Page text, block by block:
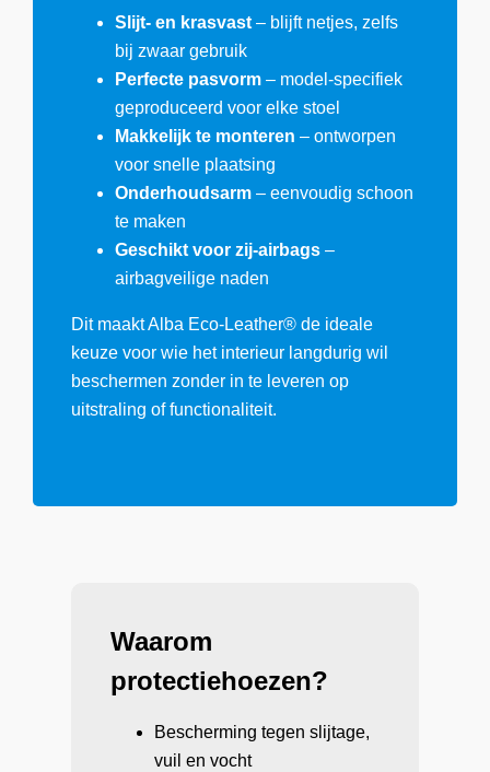
Slijt- en krasvast– blijft netjes, zelfs
bij zwaar gebruik
Perfecte pasvorm– model-specifiek
geproduceerd voor elke stoel
Makkelijk te monteren – ontworpen
voor snelle plaatsing
Onderhoudsarm– eenvoudig schoon
te maken
Geschikt voor zij-airbags–
airbagveilige naden
Dit maakt Alba Eco-Leather® de ideale
keuze voor wie het interieur langdurig wil
beschermen zonder in te leveren op
uitstraling of functionaliteit.
Waarom
protectiehoezen?
Bescherming tegen slijtage,
vuil en vocht